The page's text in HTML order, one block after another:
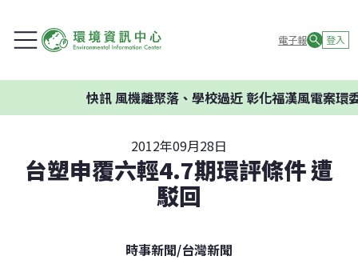
電子報 登入
風機離聚落、學校過近 彰化福漢風電案環委建
2012年09月28日
台塑申覆六輕4.7期環評條件 遭
駁回
時事新聞/台灣新聞